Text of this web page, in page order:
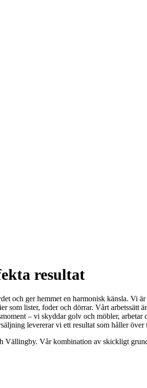
resultat
och ger hemmet en harmonisk känsla. Vi
lister, foder och dörrar. Vårt arbetssätt
– vi skyddar golv och möbler,
levererar vi ett resultat som håller över
Vår kombination av skickligt